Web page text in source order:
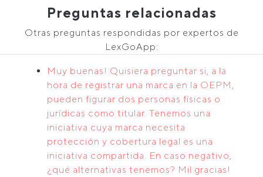
Preguntas relacionadas
Otras preguntas respondidas por expertos de
LexGoApp:
Muy buenas! Quisiera preguntar si, a la
hora de registrar una marca en la OEPM,
pueden figurar dos personas físicas o
jurídicas como titular. Tenemos una
iniciativa cuya marca necesita
protección y cobertura legal es una
iniciativa compartida. En caso negativo,
¿qué alternativas tenemos? Mil gracias!